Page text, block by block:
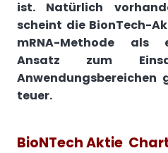
ist. Natürlich
scheint die BionTech-
mRNA-Methode als
Ansatz zum
teuer.
BioNTech Aktie